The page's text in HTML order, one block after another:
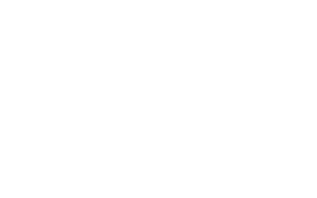
común para acciones de